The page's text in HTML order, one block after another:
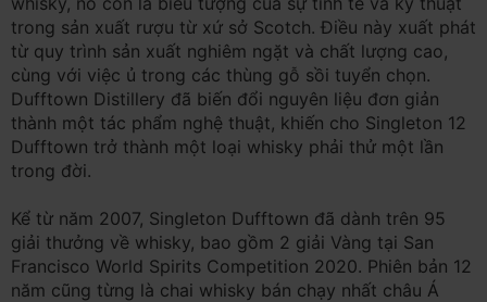
trong sản xuất rượu từ xứ sở Scotch. Điều này xuất phát
từ quy trình sản xuất nghiêm ngặt và chất lượng cao,
cùng với việc ủ trong các thùng gỗ sồi tuyển chọn.
Dufftown Distillery đã biến đổi nguyên liệu đơn giản
thành một tác phẩm nghệ thuật, khiến cho Singleton 12
Dufftown trở thành một loại whisky phải thử một lần
trong đời.
Kể từ năm 2007, Singleton Dufftown đã dành trên 95
giải thưởng về whisky, bao gồm 2 giải Vàng tại San
Francisco World Spirits Competition 2020. Phiên bản 12
năm cũng từng là chai whisky bán chạy nhất châu Á